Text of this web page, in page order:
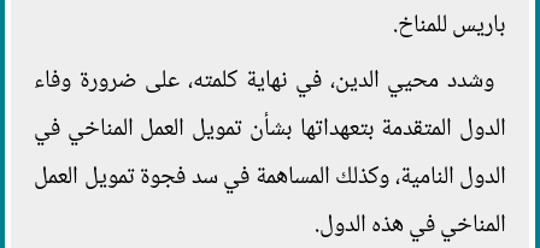
باريس للمناخ.
وشدد محيي الدين، في نهاية كلمته، على ضرورة وفاء
الدول المتقدمة بتعهداتها بشأن تمويل العمل المناخي في
الدول النامية، وكذلك المساهمة في سد فجوة تمويل العمل
المناخي في هذه الدول.